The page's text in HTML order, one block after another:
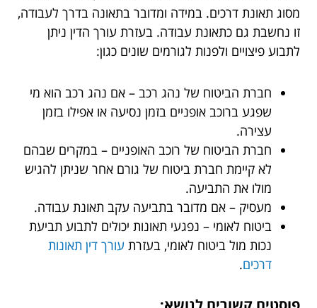
מסוג תאונת דרכים. במידה ומדובר בתאונה בדרך לעבודה,
זו נחשבת גם כתאונת עבודה. בעזרת עורך הדין ניתן
לתבוע פיצויים ולפנות לגורמים שונים כגון:
חברת הביטוח של נהג רכב – אם נהג רכב הוא מי
שפגע ברוכב אופניים בזמן נסיעה או אפילו בזמן
עצירה.
חברת הביטוח של רוכב האופניים – במקרים שבהם
לא קיימת חברת ביטוח של גורם אחר שניתן להגיש
מולו את התביעה.
מעסיק – אם מדובר בתביעה עקב תאונת עבודה.
ביטוח לאומי – נפגעי תאונות יכולים לתבוע תביעת
נכות מול ביטוח לאומי, בעזרת עורך דין תאונות
דרכים.